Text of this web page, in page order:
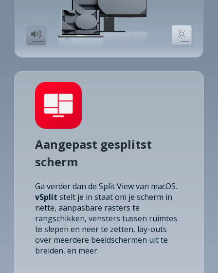
Aangepast gesplitst
scherm
Ga verder dan de Split View van macOS.
vSplit stelt je in staat om je scherm in
nette, aanpasbare rasters te
rangschikken, vensters tussen ruimtes
te slepen en neer te zetten, lay-outs
over meerdere beeldschermen uit te
breiden, en meer.